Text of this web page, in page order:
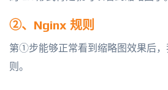
②、Nginx 规则
第①步能够正常看到缩略图效果后
则。